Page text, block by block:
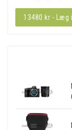
13480 kr - Læg